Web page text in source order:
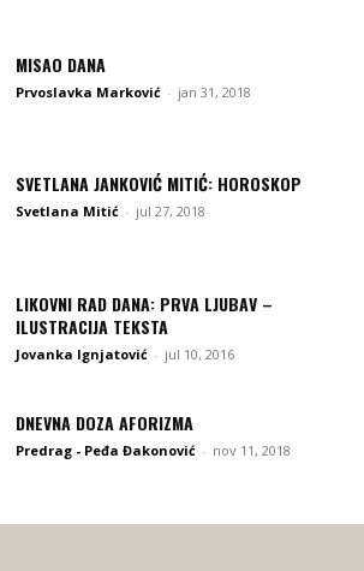
MISAO DANA
Prvoslavka Marković - jan 31, 2018
SVETLANA JANKOVIĆ MITIĆ: HOROSKOP
Svetlana Mitić - jul 27, 2018
LIKOVNI RAD DANA: PRVA LJUBAV –
ILUSTRACIJA TEKSTA
Jovanka Ignjatović - jul 10, 2016
DNEVNA DOZA AFORIZMA
Predrag - Peđa Đakonović - nov 11, 2018